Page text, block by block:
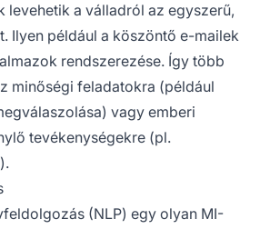
levehetik a válladról az egyszerű,
Ilyen például a köszöntő e-mailek
rendszerezése. Így több
minőségi feladatokra (például
vagy emberi
tevékenységekre (pl.
(NLP) egy olyan MI-